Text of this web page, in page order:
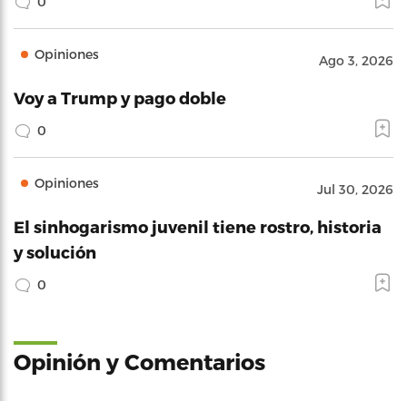
Opiniones Ago 3, 2026
Voy a Trump y pago doble
0
Opiniones Jul 30, 2026
El sinhogarismo juvenil tiene rostro, historia
y solución
0
Opinión y Comentarios